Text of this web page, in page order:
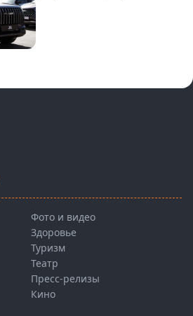
Фото и видео
Здоровье
Туризм
Театр
Пресс-релизы
Кино